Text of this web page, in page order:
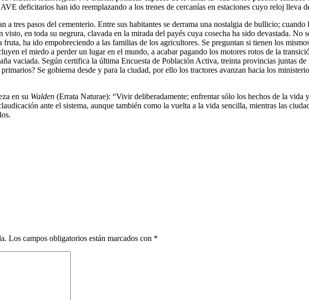
deficitarios han ido reemplazando a los trenes de cercanías en estaciones cuyo reloj lleva
a tres pasos del cementerio. Entre sus habitantes se derrama una nostalgia de bullicio;
en toda su negrura, clavada en la mirada del payés cuya cosecha ha sido devastada.
fruta, ha ido empobreciendo a las familias de los agricultores. Se preguntan si tienen los
el miedo a perder un lugar en el mundo, a acabar pagando los motores rotos de la
vaciada. Según certifica la última Encuesta de Población Activa, treinta provincias juntas
Se gobierna desde y para la ciudad, por ello los tractores avanzan hacia los
en su Walden (Errata Naturae): “Vivir deliberadamente; enfrentar sólo los hechos de la vida
ante el sistema, aunque también como la vuelta a la vida sencilla, mientras las
Los campos obligatorios están marcados con *